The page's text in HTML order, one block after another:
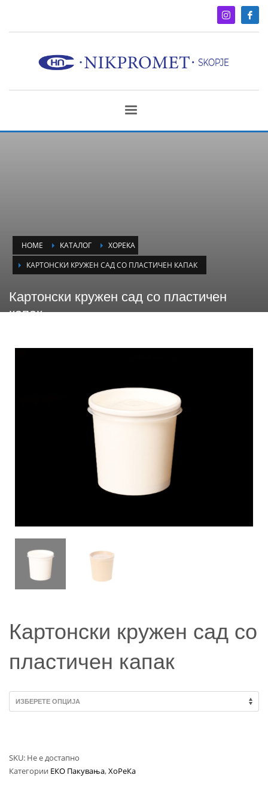
HOME КАТАЛОГ
ХОРЕКА
КАРТОНСКИ КРУЖЕН САД СО ПЛАСТИЧЕН КАПАК
Картонски кружен сад со пластичен
капак
Картонски кружен сад со
пластичен капак
SKU: Не е достапно
Категории ЕКО Пакувања,ХоРеКа